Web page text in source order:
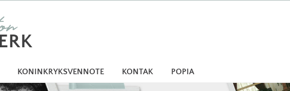
KONINKRYKSVENNOTE KONTAK POPIA